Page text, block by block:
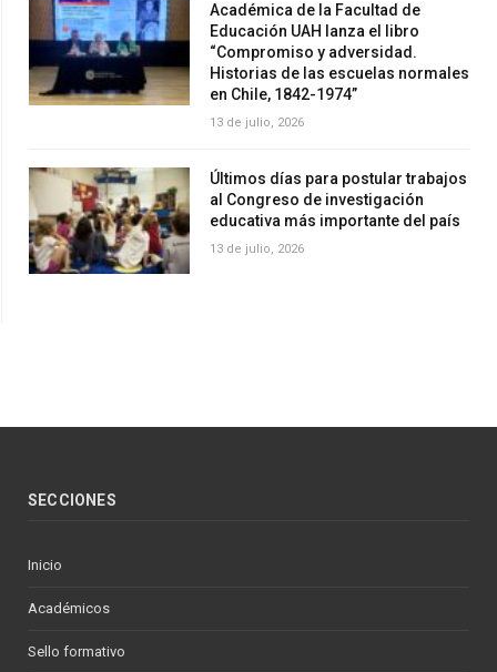
Académica de la Facultad de
Educación UAH lanza el libro
“Compromiso y adversidad.
Historias de las escuelas normales
en Chile, 1842-1974”
13 de julio, 2026
Últimos días para postular trabajos
al Congreso de investigación
educativa más importante del país
13 de julio, 2026
SECCIONES
Inicio
Académicos
Sello formativo